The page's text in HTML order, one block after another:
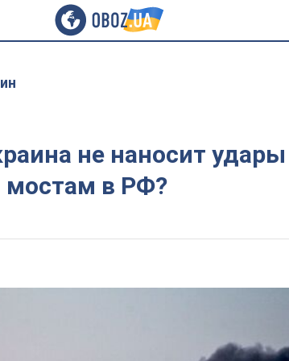
не наносит
мостам в РФ?